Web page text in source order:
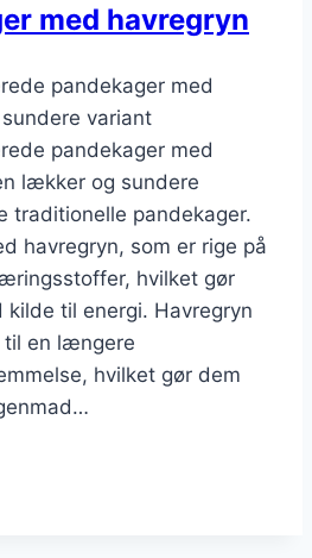
med havregryn
pandekager med
variant
pandekager med
lækker og sundere
traditionelle pandekager.
havregryn, som er rige på
hvilket gør
kilde til energi. Havregryn
til en længere
hvilket gør dem